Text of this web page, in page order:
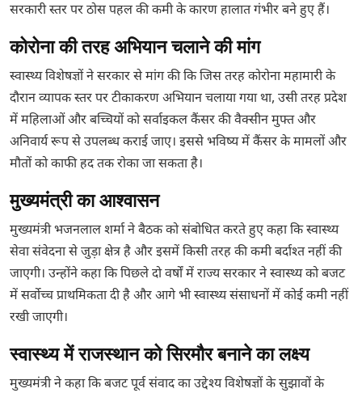
सरकारी स्तर पर ठोस पहल की कमी के कारण हालात गंभीर बने हुए हैं।
कोरोना की तरह अभियान चलाने की मांग
स्वास्थ्य विशेषज्ञों ने सरकार से मांग की कि जिस तरह कोरोना महामारी के
दौरान व्यापक स्तर पर टीकाकरण अभियान चलाया गया था, उसी तरह प्रदेश
में महिलाओं और बच्चियों को सर्वाइकल कैंसर की वैक्सीन मुफ्त और
अनिवार्य रूप से उपलब्ध कराई जाए। इससे भविष्य में कैंसर के मामलों और
मौतों को काफी हद तक रोका जा सकता है।
मुख्यमंत्री का आश्वासन
मुख्यमंत्री भजनलाल शर्मा ने बैठक को संबोधित करते हुए कहा कि स्वास्थ्य
सेवा संवेदना से जुड़ा क्षेत्र है और इसमें किसी तरह की कमी बर्दाश्त नहीं की
जाएगी। उन्होंने कहा कि पिछले दो वर्षों में राज्य सरकार ने स्वास्थ्य को बजट
में सर्वोच्च प्राथमिकता दी है और आगे भी स्वास्थ्य संसाधनों में कोई कमी नहीं
रखी जाएगी।
स्वास्थ्य में राजस्थान को सिरमौर बनाने का लक्ष्य
मुख्यमंत्री ने कहा कि बजट पूर्व संवाद का उद्देश्य विशेषज्ञों के सुझावों के